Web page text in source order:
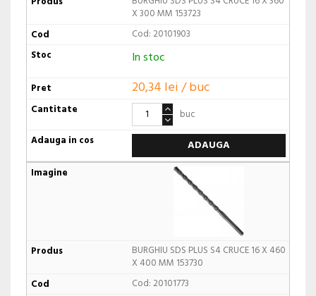
X 300 MM 153723
Cod: 20101903
In stoc
20,34 lei / buc
buc
ADAUGA
BURGHIU SDS PLUS S4 CRUCE 16 X 460
X 400 MM 153730
Cod: 20101773